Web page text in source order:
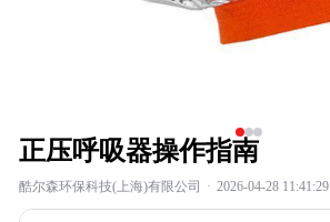
正压呼吸器操作指南
酷尔森环保科技(上海)有限公司 · 2026-04-28 11:41:29